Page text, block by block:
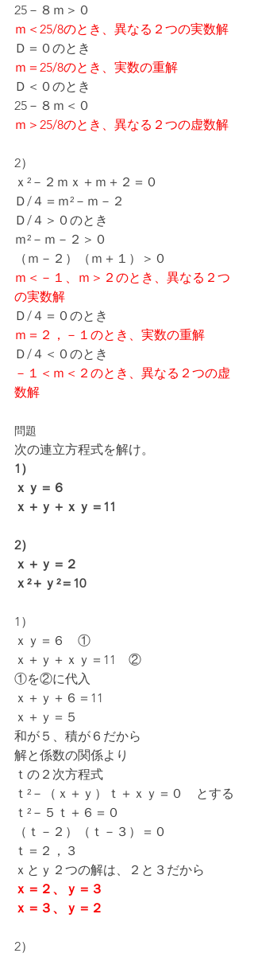
25－８ｍ＞０
ｍ＜25/8のとき、異なる２つの実数解
Ｄ＝０のとき
ｍ＝25/8のとき、実数の重解
Ｄ＜０のとき
25－８ｍ＜０
ｍ＞25/8のとき、異なる２つの虚数解
2）
ｘ²－２ｍｘ＋ｍ＋２＝０
Ｄ/４＝ｍ²－ｍ－２
Ｄ/４＞０のとき
ｍ²－ｍ－２＞０
（ｍ－２）（ｍ＋１）＞０
ｍ＜－１、ｍ＞２のとき、異なる２つ
の実数解
Ｄ/４＝０のとき
ｍ＝２，－１のとき、 実数の重解
Ｄ/４＜０のとき
－１＜ｍ＜２のとき、 異なる２つの虚
数解
問題
次の連立方程式を解け。
1）
ｘｙ＝６
ｘ＋ｙ＋ｘｙ＝11
2）
ｘ＋ｙ＝２
ｘ²＋ｙ²＝10
1）
ｘｙ＝６　①
ｘ＋ｙ＋ｘｙ＝11　②
①を②に代入
ｘ＋ｙ＋６＝11
ｘ＋ｙ＝５
和が５、積が６だから
解と係数の関係より
ｔの２次方程式
ｔ²－（ｘ＋ｙ）ｔ＋ｘｙ＝０　とする
ｔ²－５ｔ＋６＝０
（ｔ－２）（ｔ－３）＝０
ｔ＝２，３
ｘとｙ２つの解は、２と３だから
ｘ＝２、ｙ＝３
ｘ＝３、ｙ＝２
2）